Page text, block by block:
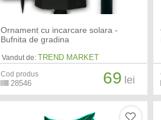
Ornament cu incarcare solara -
Bufnita de gradina
Vandut de: TREND MARKET
Cod produs
28546 69 lei